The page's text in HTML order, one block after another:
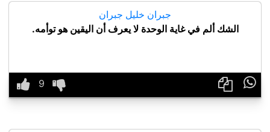
جبران خليل جبران
الشك ألم في غاية الوحدة لا يعرف أن اليقين هو توأمه.
